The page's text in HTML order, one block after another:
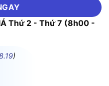
Thứ 2 - Thứ 7 (8h00 -
)